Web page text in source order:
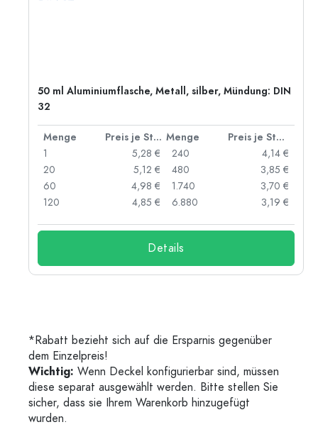
50 ml Aluminiumflasche, Metall, silber, Mündung: DIN
32
Menge Preis je Stück Menge
Preis je Stück
1
5,28 €
20
5,12 €
60
4,98 €
120
4,85 €
240
4,14 €
480
3,85 €
1.740
3,70 €
6.880
3,19 €
Details
*Rabatt bezieht sich auf die Ersparnis gegenüber
dem Einzelpreis!
Wichtig: Wenn Deckel konfigurierbar sind, müssen
diese separat ausgewählt werden. Bitte stellen Sie
sicher, dass sie Ihrem Warenkorb hinzugefügt
wurden.